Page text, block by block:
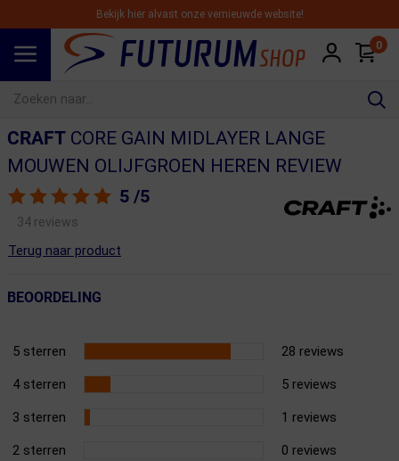
Bekijk hier alvast onze vernieuwde website!
0
CRAFTCORE GAIN MIDLAYER LANGE
MOUWEN OLIJFGROEN HEREN REVIEW
5 /5
34 reviews
Terug naar product
BEOORDELING
5 sterren 28 reviews
4 sterren 5 reviews
3 sterren 1 reviews
2 sterren 0 reviews